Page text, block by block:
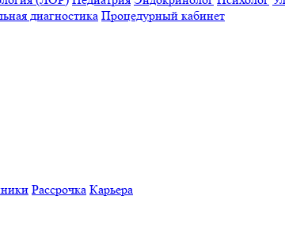
диагностика Процедурный кабинет
Рассрочка Карьера